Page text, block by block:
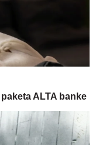
ALTA banke